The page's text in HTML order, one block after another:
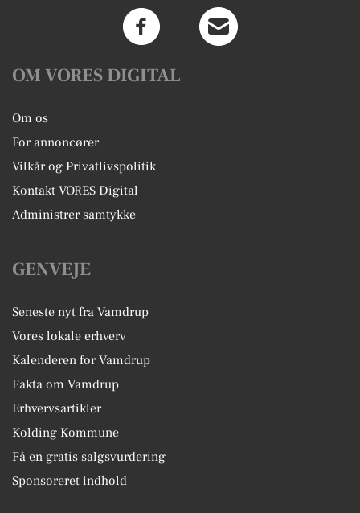
OM VORES DIGITAL
Om os
For annoncører
Vilkår og Privatlivspolitik
Kontakt VORES Digital
Administrer samtykke
GENVEJE
Seneste nyt fra Vamdrup
Vores lokale erhverv
Kalenderen for Vamdrup
Fakta om Vamdrup
Erhvervsartikler
Kolding Kommune
Få en gratis salgsvurdering
Sponsoreret indhold